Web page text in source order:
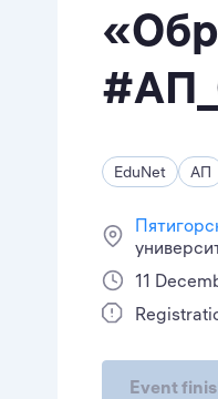
EduNet АП
11
Event